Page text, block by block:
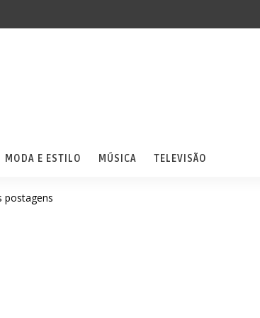
MODA E ESTILO MÚSICA TELEVISÃO
postagens